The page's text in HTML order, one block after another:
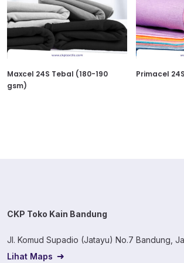
Maxcel 24S Tebal (180-190
gsm)
Primacel
CKP Toko Kain Bandung
Jl. Komud Supadio (Jatayu) No.7 Bandung,
Lihat Maps